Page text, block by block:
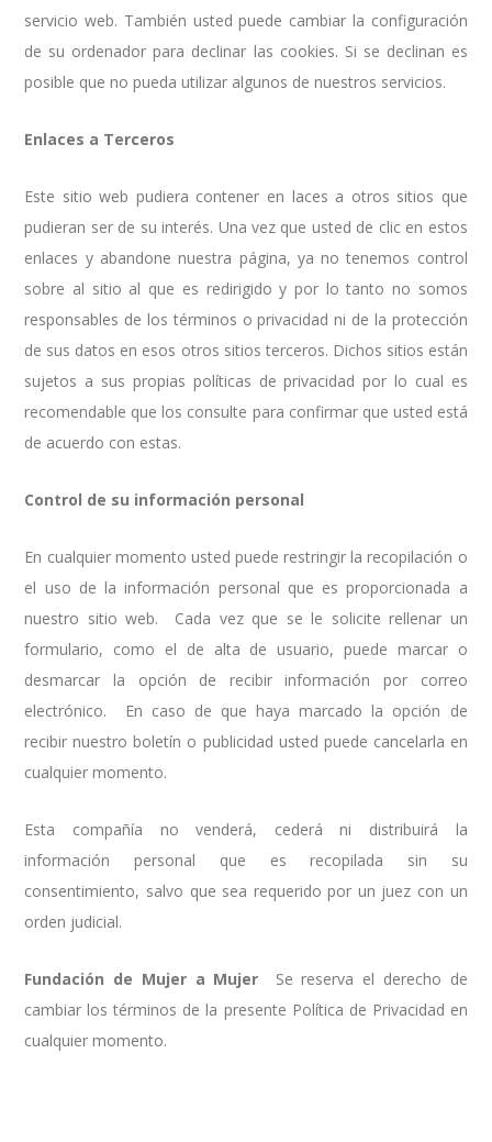
servicio web. También usted puede cambiar la configuración
de su ordenador para declinar las cookies. Si se declinan es
posible que no pueda utilizar algunos de nuestros servicios.
Enlaces a Terceros
Este sitio web pudiera contener en laces a otros sitios que
pudieran ser de su interés. Una vez que usted de clic en estos
enlaces y abandone nuestra página, ya no tenemos control
sobre al sitio al que es redirigido y por lo tanto no somos
responsables de los términos o privacidad ni de la protección
de sus datos en esos otros sitios terceros. Dichos sitios están
sujetos a sus propias políticas de privacidad por lo cual es
recomendable que los consulte para confirmar que usted está
de acuerdo con estas.
Control de su información personal
En cualquier momento usted puede restringir la recopilación o
el uso de la información personal que es proporcionada a
nuestro sitio web. Cada vez que se le solicite rellenar un
formulario, como el de alta de usuario, puede marcar o
desmarcar la opción de recibir información por correo
electrónico. En caso de que haya marcado la opción de
recibir nuestro boletín o publicidad usted puede cancelarla en
cualquier momento.
Esta compañía no venderá, cederá ni distribuirá la
información personal que es recopilada sin su
consentimiento, salvo que sea requerido por un juez con un
orden judicial.
Fundación de Mujer a Mujer
Se reserva el derecho de
cambiar los términos de la presente Política de Privacidad en
cualquier momento.